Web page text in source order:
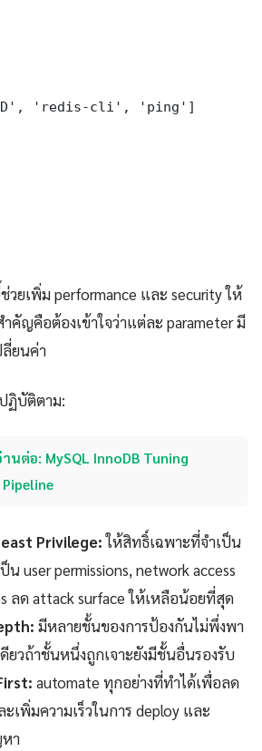
'redis-cli', 'ping']
วยเพิ่ม performance และ security ให้
คัญคือต้องเข้าใจว่าแต่ละ parameter มี
ลี่ยนค่า
ฏิบัติตาม:
นต่อ: MySQL InnoDB Tuning
Privilege:ให้สิทธิ์เฉพาะที่จำเป็น
น user permissions, network access
ลด attack surface ให้เหลือน้อยที่สุด
มีหลายชั้นของการป้องกันไม่พึ่งพา
ยวถ้าชั้นหนึ่งถูกเจาะยังมีชั้นอื่นรองรับ
automate ทุกอย่างที่ทำได้เพื่อลด
เพิ่มความเร็วในการ deploy และ
า